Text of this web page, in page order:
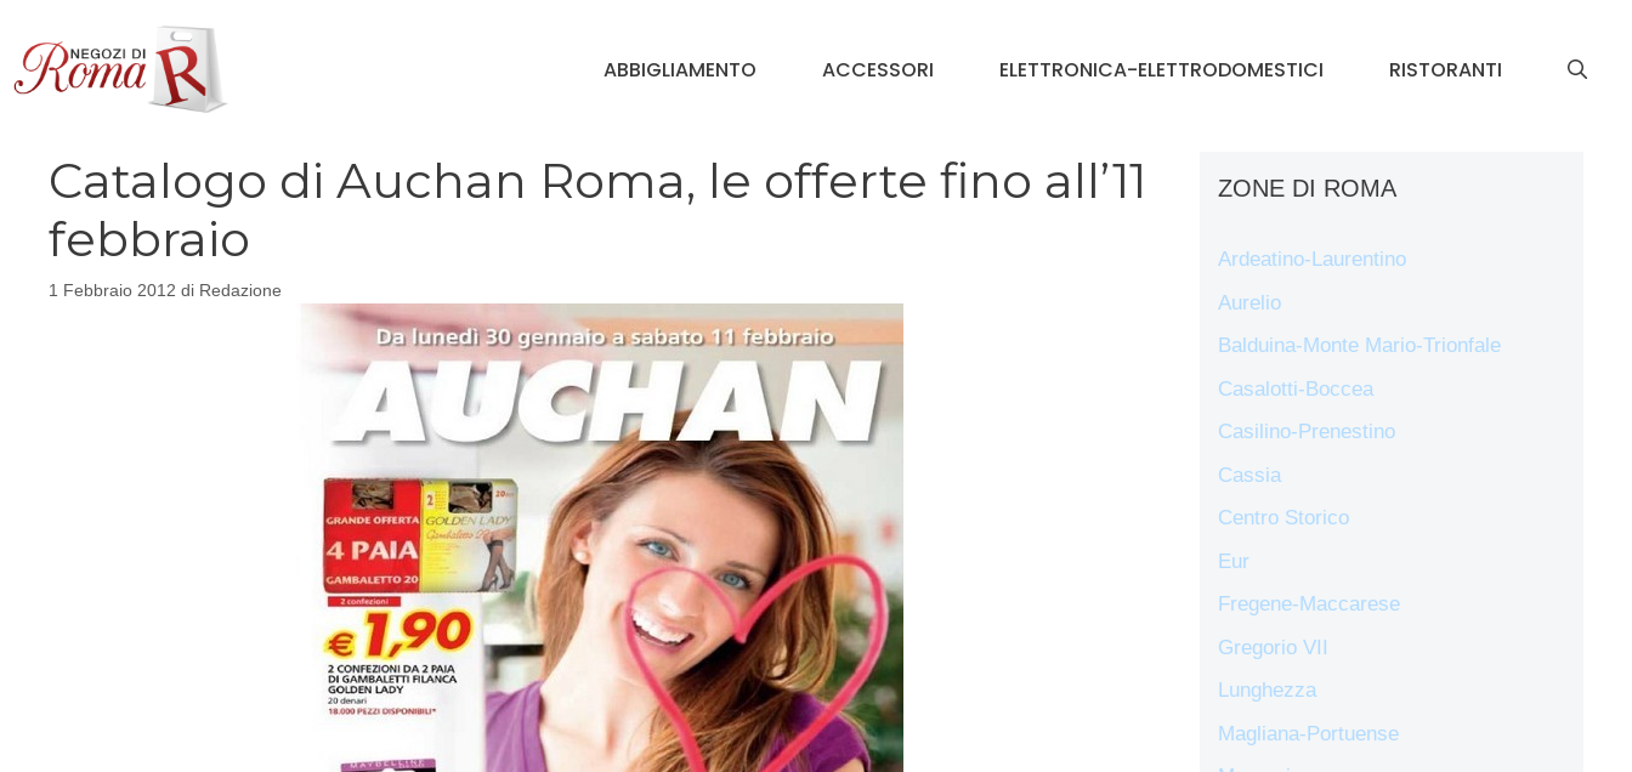
contenuto
ABBIGLIAMENTO ACCESSORI ELETTRONICA-ELETTRODOMESTICI RISTORANTI
Catalogo di Auchan Roma, le offerte fino all’11
febbraio
1 Febbraio 2012 di Redazione
ZONE DI ROMA
Ardeatino-Laurentino
Aurelio
Balduina-Monte Mario-Trionfale
Casalotti-Boccea
Casilino-Prenestino
Cassia
Centro Storico
Eur
Fregene-Maccarese
Gregorio VII
Lunghezza
Magliana-Portuense